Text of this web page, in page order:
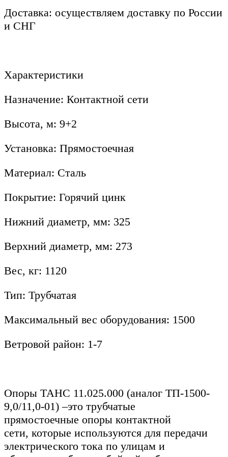
Доставка: осуществляем доставку по России
и СНГ
Характеристики
Назначение: Контактной сети
Высота, м: 9+2
Установка: Прямостоечная
Материал: Сталь
Покрытие: Горячий цинк
Нижний диаметр, мм: 325
Верхний диаметр, мм: 273
Вес, кг: 1120
Тип: Трубчатая
Максимальный вес оборудования: 1500
Ветровой район: 1-7
Опоры ТАНС 11.025.000 (аналог ТП-1500-
9,0/11,0-01)–это трубчатые
прямостоечные опоры контактной
сети, которые используются для передачи
электрического тока по улицам и